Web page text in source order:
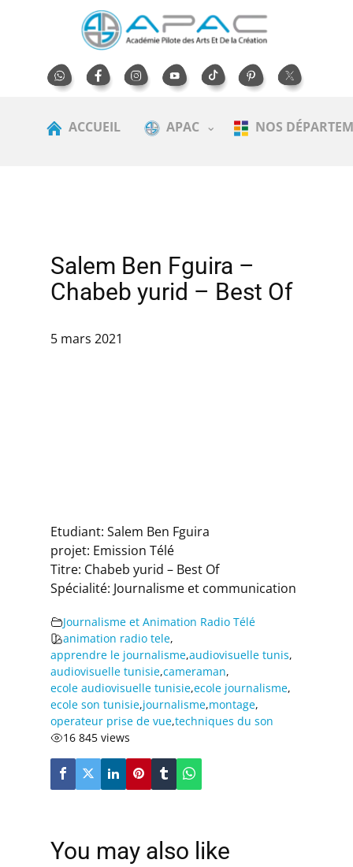
ACCUEIL APAC NOS
Salem Ben Fguira –
Chabeb yurid – Best Of
5 mars 2021
Etudiant: Salem Ben Fguira
projet: Emission Télé
Titre: Chabeb yurid – Best Of
Spécialité: Journalisme et communication
Journalisme et Animation Radio Télé
animation radio tele,
apprendre le journalisme,audiovisuelle tunis,
audiovisuelle tunisie,cameraman,
ecole audiovisuelle tunisie,ecole journalisme,
ecole son tunisie,journalisme,montage,
operateur prise de vue,techniques du son
16 845 views
You may also like